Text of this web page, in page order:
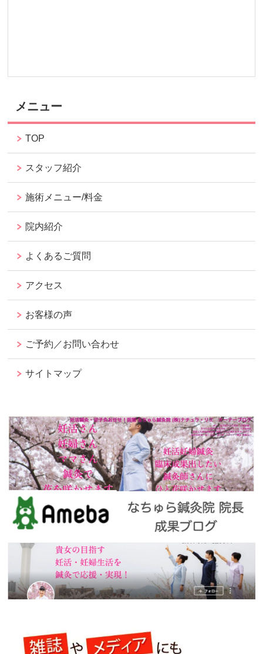
メニュー
TOP
スタッフ紹介
施術メニュー/料金
院内紹介
よくあるご質問
アクセス
お客様の声
ご予約／お問い合わせ
サイトマップ